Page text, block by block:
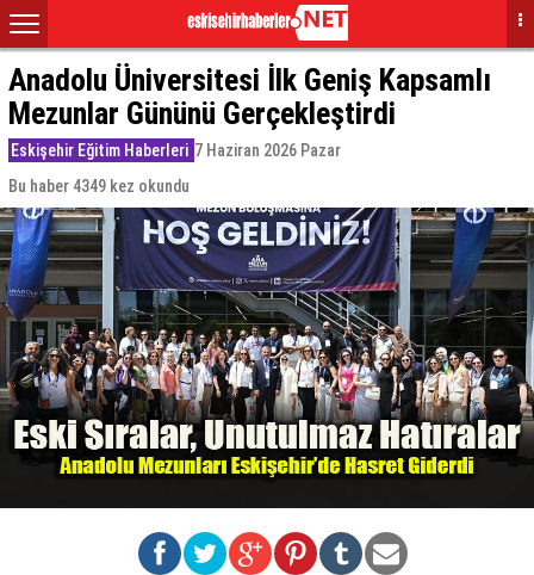
Anadolu Üniversitesi İlk Geniş Kapsamlı
Mezunlar Gününü Gerçekleştirdi
Eskişehir Eğitim Haberleri 7 Haziran 2026 Pazar
Bu haber 4349 kez okundu